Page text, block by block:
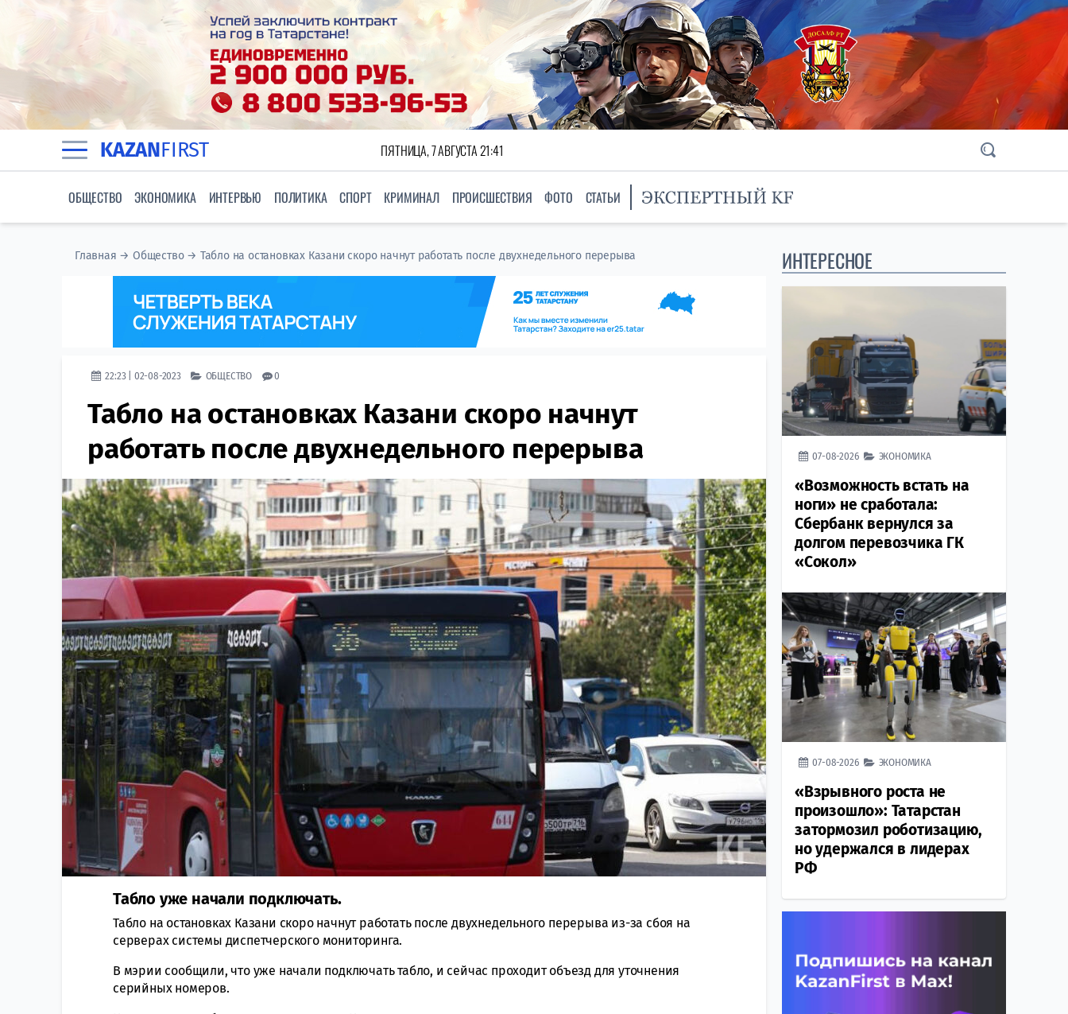
KAZANFIRST ПЯТНИЦА, 7 АВГУСТА 21:41
ОБЩЕСТВО ЭКОНОМИКА ИНТЕРВЬЮ ПОЛИТИКА СПОРТ КРИМИНАЛ ПРОИСШЕСТВИЯ ФОТО СТАТЬИ
Главная →Общество→ Табло на остановках Казани скоро начнут работать после двухнедельного перерыва
22:23 | 02-08-2023 ОБЩЕСТВО 0
Табло на остановках Казани скоро начнут
работать после двухнедельного перерыва
Табло уже начали подключать.
Табло на остановках Казани скоро начнут работать после двухнедельного перерыва из-за сбоя на
серверах системы диспетчерского мониторинга.
В мэрии сообщили, что уже начали подключать табло, и сейчас проходит объезд для уточнения
серийных номеров.
ИНТЕРЕСНОЕ
07-08-2026 ЭКОНОМИКА
«Возможность встать на
ноги» не сработала:
Сбербанк вернулся за
долгом перевозчика ГК
«Сокол»
07-08-2026 ЭКОНОМИКА
«Взрывного роста не
произошло»: Татарстан
затормозил роботизацию,
но удержался в лидерах
РФ